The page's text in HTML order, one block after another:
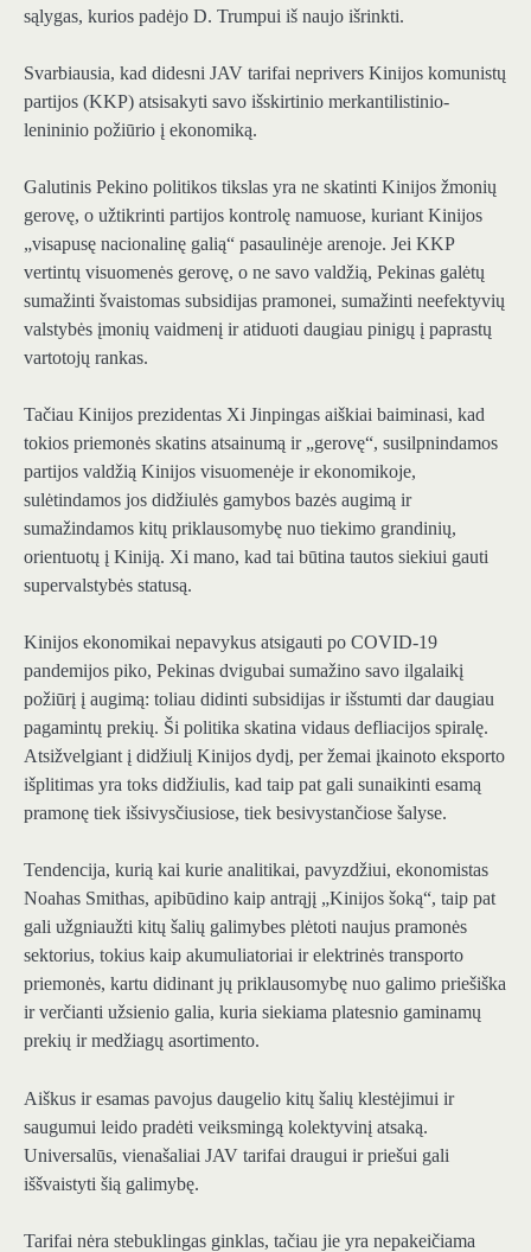
sąlygas, kurios padėjo D. Trumpui iš naujo išrinkti.
Svarbiausia, kad didesni JAV tarifai neprivers Kinijos komunistų
partijos (KKP) atsisakyti savo išskirtinio merkantilistinio-
lenininio požiūrio į ekonomiką.
Galutinis Pekino politikos tikslas yra ne skatinti Kinijos žmonių
gerovę, o užtikrinti partijos kontrolę namuose, kuriant Kinijos
„visapusę nacionalinę galią“ pasaulinėje arenoje. Jei KKP
vertintų visuomenės gerovę, o ne savo valdžią, Pekinas galėtų
sumažinti švaistomas subsidijas pramonei, sumažinti neefektyvių
valstybės įmonių vaidmenį ir atiduoti daugiau pinigų į paprastų
vartotojų rankas.
Tačiau Kinijos prezidentas Xi Jinpingas aiškiai baiminasi, kad
tokios priemonės skatins atsainumą ir „gerovę“, susilpnindamos
partijos valdžią Kinijos visuomenėje ir ekonomikoje,
sulėtindamos jos didžiulės gamybos bazės augimą ir
sumažindamos kitų priklausomybę nuo tiekimo grandinių,
orientuotų į Kiniją. Xi mano, kad tai būtina tautos siekiui gauti
supervalstybės statusą.
Kinijos ekonomikai nepavykus atsigauti po COVID-19
pandemijos piko, Pekinas dvigubai sumažino savo ilgalaikį
požiūrį į augimą: toliau didinti subsidijas ir išstumti dar daugiau
pagamintų prekių. Ši politika skatina vidaus defliacijos spiralę.
Atsižvelgiant į didžiulį Kinijos dydį, per žemai įkainoto eksporto
išplitimas yra toks didžiulis, kad taip pat gali sunaikinti esamą
pramonę tiek išsivysčiusiose, tiek besivystančiose šalyse.
Tendencija, kurią kai kurie analitikai, pavyzdžiui, ekonomistas
Noahas Smithas, apibūdino kaip antrąjį „Kinijos šoką“, taip pat
gali užgniaužti kitų šalių galimybes plėtoti naujus pramonės
sektorius, tokius kaip akumuliatoriai ir elektrinės transporto
priemonės, kartu didinant jų priklausomybę nuo galimo priešiška
ir verčianti užsienio galia, kuria siekiama platesnio gaminamų
prekių ir medžiagų asortimento.
Aiškus ir esamas pavojus daugelio kitų šalių klestėjimui ir
saugumui leido pradėti veiksmingą kolektyvinį atsaką.
Universalūs, vienašaliai JAV tarifai draugui ir priešui gali
iššvaistyti šią galimybę.
Tarifai nėra stebuklingas ginklas, tačiau jie yra nepakeičiama